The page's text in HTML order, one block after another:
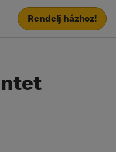
Rendelj házhoz!